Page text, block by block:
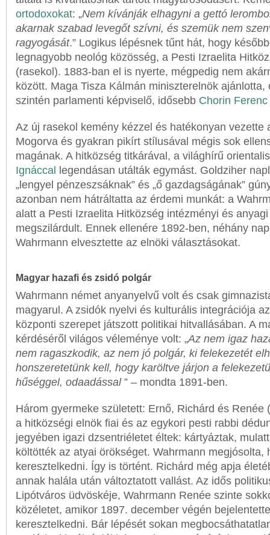
ortodoxokat: „Nem kívánják elhagyni a gettó
akarnak szabad levegőt szívni, és szemük nem
ragyogását.” Logikus lépésnek tűnt hát, hogy
legnagyobb neológ közösség, a Pesti Izraelita
(rasekol). 1883-ban el is nyerte, mégpedig nem
között. Maga Tisza Kálmán miniszterelnök ajánlotta,
szintén parlamenti képviselő, idősebb Chorin Ferenc
Az új rasekol kemény kézzel és hatékonyan vezette
Mogorva és gyakran pikírt stílusával mégis sok
magának. A hitközség titkárával, a világhírű
Ignáccal
legendásan utálták egymást. Goldziher
„lengyel pénzeszsáknak” és „ő gazdagságának”
azonban nem hátráltatta az érdemi munkát: a
alatt a Pesti Izraelita Hitközség intézményi és
megszilárdult. Ennek ellenére 1892-ben, néhány
Wahrmann elvesztette az elnöki választásokat.
Magyar hazafi és zsidó polgár
Wahrmann német anyanyelvű volt és csak
magyarul. A zsidók nyelvi és kulturális integrációja
központi szerepet játszott politikai hitvallásában. A
kérdéséről világos véleménye volt: „Az nem igaz
nem ragaszkodik, az nem jó polgár, ki felekezetét
honszeretetünk kell, hogy karöltve járjon a
hűséggel, odaadással” – mondta 1891-ben.
Három gyermeke született: Ernő, Richárd és Renée
a hitközségi elnök fiai és az egykori pesti rabbi
jegyében igazi dzsentriéletet éltek: kártyáztak,
költötték az atyai örökséget. Wahrmann megjósolta,
keresztelkedni. Így is történt. Richárd még apja
annak halála után változtatott vallást. Az idős
Lipótváros üdvöskéje, Wahrmann Renée szinte
közéletet, amikor 1897. december végén
keresztelkedni. Bár lépését sokan